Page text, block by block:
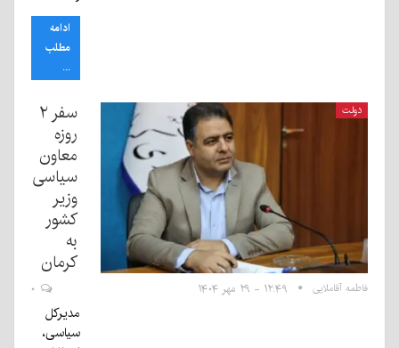
ادامه
مطلب
...
دولت
سفر ۲
روزه
معاون
سیاسی
وزیر
کشور
به
کرمان
فاطمه آقاملایی ۱۲:۴۹ - ۲۹ مهر ۱۴۰۴
مدیرکل
سیاسی،